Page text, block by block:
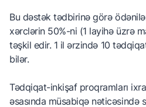
Bu dəstək tədbirinə görə
xərclərin 50%-ni (1 layihə üzrə
təşkil edir. 1 il ərzində 10
bilər.
Tədqiqat-inkişaf proqramları
əsasında müsabiqə nəticəsində